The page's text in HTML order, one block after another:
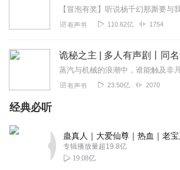
有声书 110.62亿 1754
有声书 23.50亿 2070
经典必听
专辑播放量超19.8亿
19.08亿